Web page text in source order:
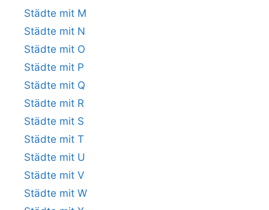
Städte mit M
Städte mit N
Städte mit O
Städte mit P
Städte mit Q
Städte mit R
Städte mit S
Städte mit T
Städte mit U
Städte mit V
Städte mit W